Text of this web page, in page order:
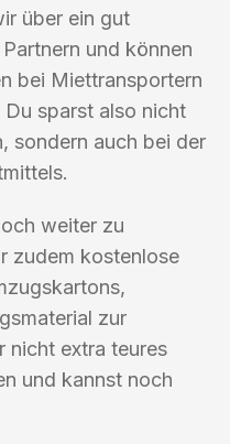
über ein gut
und können
bei Miettransportern
sparst also nicht
sondern auch bei der
weiter zu
zudem kostenlose
zur
nicht extra teures
und kannst noch